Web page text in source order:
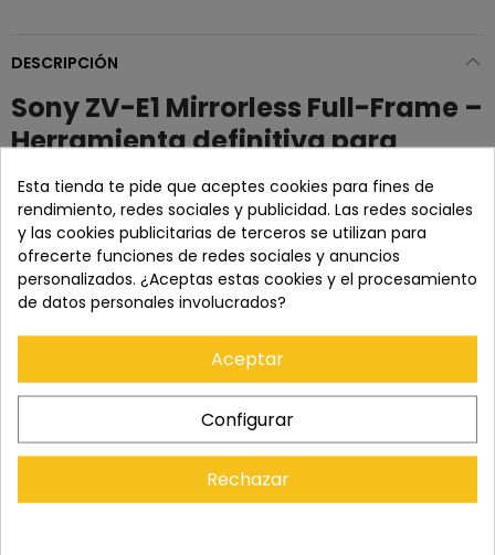
DESCRIPCIÓN
Sony ZV-E1 Mirrorless Full-Frame –
Herramienta definitiva para
creadores
LaSony ZV-E1
está diseñada para content creators
exigentes que buscan calidad cinematográfica y
portabilidad. Con un sensor full-frame de
12 MP Exmor R BSI
CMOS y el procesador BIONZ XR
potenciado por IA, ofrece
un aspecto de cine en un cuerpo ultracompacto y
resistente al polvo y la humedad.
Vídeo profesional sin límites
UHD 4K hasta 120 fpsy Full HD 240 fps con muestreo
completo de píxeles
interno para gradación precisa de color
ModosS-Log3,S-Gamut3yS-Cinetone, más soporte
Esta tienda te pide que aceptes cookies para fines de
rendimiento, redes sociales y publicidad. Las redes sociales
y las cookies publicitarias de terceros se utilizan para
ofrecerte funciones de redes sociales y anuncios
personalizados. ¿Aceptas estas cookies y el procesamiento
de datos personales involucrados?
Aceptar
Configurar
Rechazar